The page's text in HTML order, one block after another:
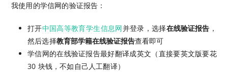
我使用的学信网的验证报告：
打开中国高等教育学生信息网并登录，选择在线验证报告 ，
然后选择教育部学籍在线验证报告查看即可
学信网的在线验证报告最好翻译成英文（直接要英文版要花
30 块钱，不如自己人工翻译）